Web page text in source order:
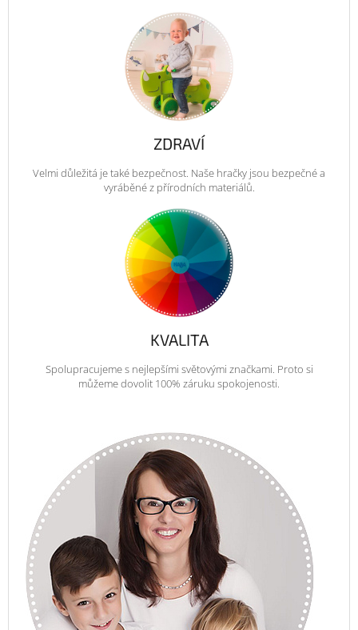
ZDRAVÍ
Velmi důležitá je také bezpečnost. Naše hračky jsou bezpečné a
vyráběné z přírodních materiálů.
KVALITA
Spolupracujeme s nejlepšími světovými značkami. Proto si
můžeme dovolit 100% záruku spokojenosti.